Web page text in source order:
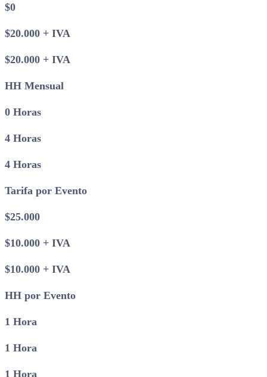
$0
$20.000 + IVA
$20.000 + IVA
HH Mensual
0 Horas
4 Horas
4 Horas
Tarifa por Evento
$25.000
$10.000 + IVA
$10.000 + IVA
HH por Evento
1 Hora
1 Hora
1 Hora